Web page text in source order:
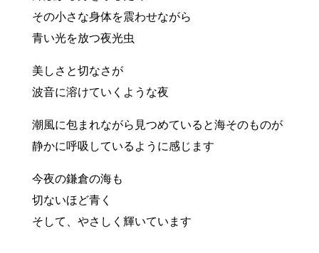
その小さな身体を震わせながら
青い光を放つ夜光虫
美しさと切なさが
波音に溶けていくような夜
潮風に包まれながら見つめていると海そのものが
静かに呼吸しているように感じます
今夜の鎌倉の海も
切ないほど青く
そして、やさしく輝いています